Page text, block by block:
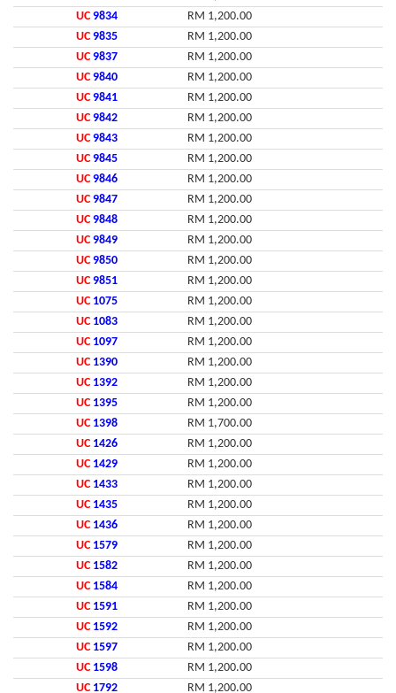
UC 9834
RM 1,200.00
UC 9835
RM 1,200.00
UC 9837
RM 1,200.00
UC 9840
RM 1,200.00
UC 9841
RM 1,200.00
UC 9842
RM 1,200.00
UC 9843
RM 1,200.00
UC 9845
RM 1,200.00
UC 9846
RM 1,200.00
UC 9847
RM 1,200.00
UC 9848
RM 1,200.00
UC 9849
RM 1,200.00
UC 9850
RM 1,200.00
UC 9851
RM 1,200.00
UC 1075
RM 1,200.00
UC 1083
RM 1,200.00
UC 1097
RM 1,200.00
UC 1390
RM 1,200.00
UC 1392
RM 1,200.00
UC 1395
RM 1,200.00
UC 1398
RM 1,700.00
UC 1426
RM 1,200.00
UC 1429
RM 1,200.00
UC 1433
RM 1,200.00
UC 1435
RM 1,200.00
UC 1436
RM 1,200.00
UC 1579
RM 1,200.00
UC 1582
RM 1,200.00
UC 1584
RM 1,200.00
UC 1591
RM 1,200.00
UC 1592
RM 1,200.00
UC 1597
RM 1,200.00
UC 1598
RM 1,200.00
UC 1792 RM 1,200.00